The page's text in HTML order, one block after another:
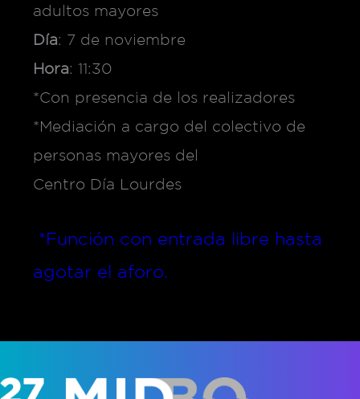
adultos mayores
Día: 7 de noviembre
Hora: 11:30
*Con presencia de los realizadores
*Mediación a cargo del colectivo de
personas mayores del
Centro Día Lourdes
*Función con entrada libre hasta
agotar el aforo.